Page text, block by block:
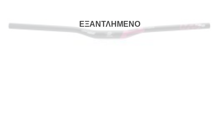
ΕΞΑΝΤΛΗΜΈΝΟ